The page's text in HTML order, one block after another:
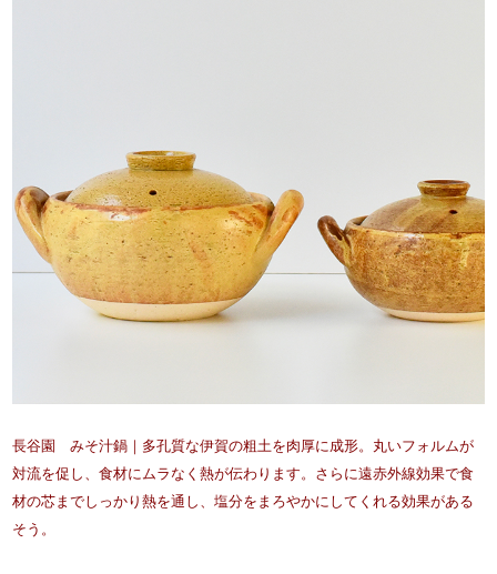
長谷園 みそ汁鍋｜多孔質な伊賀の粗土を肉厚に成形。丸いフォルムが
対流を促し、食材にムラなく熱が伝わります。さらに遠赤外線効果で食
材の芯までしっかり熱を通し、塩分をまろやかにしてくれる効果がある
そう。